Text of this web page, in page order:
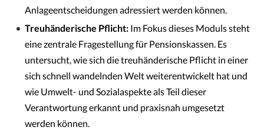
Anlageentscheidungen adressiert werden können.
Treuhänderische Pflicht: Im Fokus dieses Moduls steht
eine zentrale Fragestellung für Pensionskassen. Es
untersucht, wie sich die treuhänderische Pflicht in einer
sich schnell wandelnden Welt weiterentwickelt hat und
wie Umwelt- und Sozialaspekte als Teil dieser
Verantwortung erkannt und praxisnah umgesetzt
werden können.